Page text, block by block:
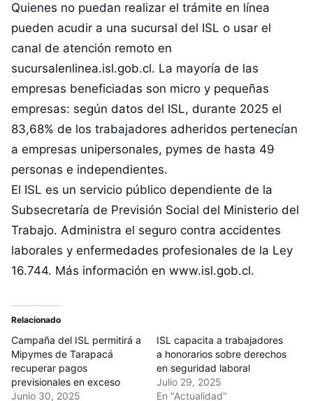
Quienes no puedan realizar el trámite en línea
pueden acudir a una sucursal del ISL o usar el
canal de atención remoto en
sucursalenlinea.isl.gob.cl. La mayoría de las
empresas beneficiadas son micro y pequeñas
empresas: según datos del ISL, durante 2025 el
83,68% de los trabajadores adheridos pertenecían
a empresas unipersonales, pymes de hasta 49
personas e independientes.
El ISL es un servicio público dependiente de la
Subsecretaría de Previsión Social del Ministerio del
Trabajo. Administra el seguro contra accidentes
laborales y enfermedades profesionales de la Ley
16.744. Más información en www.isl.gob.cl.
Relacionado
Campaña del ISL permitirá a
Mipymes de Tarapacá
recuperar pagos
previsionales en exceso
Junio 30, 2025
ISL capacita a trabajadores
a honorarios sobre derechos
en seguridad laboral
Julio 29, 2025
En "Actualidad"